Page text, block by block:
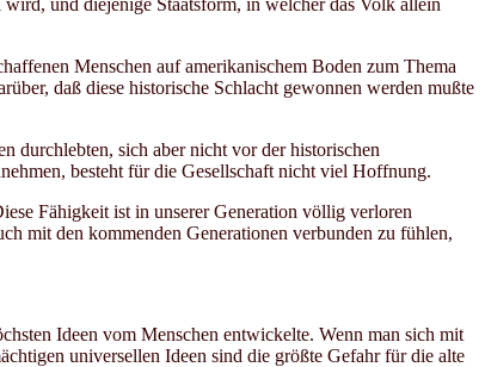
und diejenige Staatsform, in welcher das Volk allein
Menschen auf amerikanischem Boden zum Thema
daß diese historische Schlacht gewonnen werden mußte
durchlebten, sich aber nicht vor der historischen
besteht für die Gesellschaft nicht viel Hoffnung.
Fähigkeit ist in unserer Generation völlig verloren
mit den kommenden Generationen verbunden zu fühlen,
Ideen vom Menschen entwickelte. Wenn man sich mit
universellen Ideen sind die größte Gefahr für die alte